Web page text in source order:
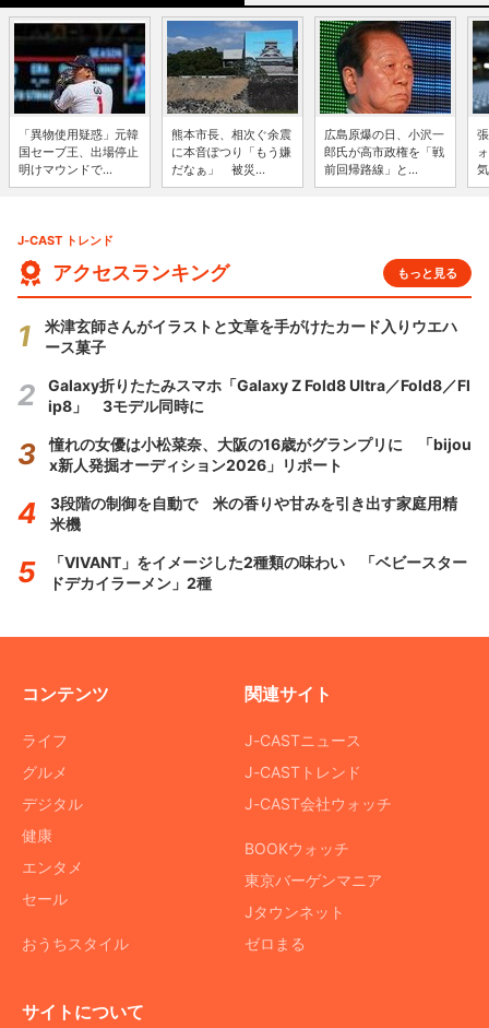
「異物使用疑惑」元韓
国セーブ王、出場停止
明けマウンドで...
熊本市長、相次ぐ余震
に本音ぽつり「もう嫌
だなぁ」 被災...
広島原爆の日、小沢一
郎氏が高市政権を「戦
前回帰路線」と...
J-CAST トレンド
アクセスランキング もっと見る
米津玄師さんがイラストと文章を手がけたカード入りウエハ
ース菓子
Galaxy折りたたみスマホ「Galaxy Z Fold8 Ultra／Fold8／Fl
ip8」 3モデル同時に
憧れの女優は小松菜奈、大阪の16歳がグランプリに 「bijou
x新人発掘オーディション2026」リポート
3段階の制御を自動で 米の香りや甘みを引き出す家庭用精
米機
「VIVANT」をイメージした2種類の味わい 「ベビースター
ドデカイラーメン」2種
コンテンツ
ライフ
グルメ
デジタル
健康
エンタメ
セール
おうちスタイル
関連サイト
J-CASTニュース
J-CASTトレンド
J-CAST会社ウォッチ
BOOKウォッチ
東京バーゲンマニア
Jタウンネット
ゼロまる
サイトについて